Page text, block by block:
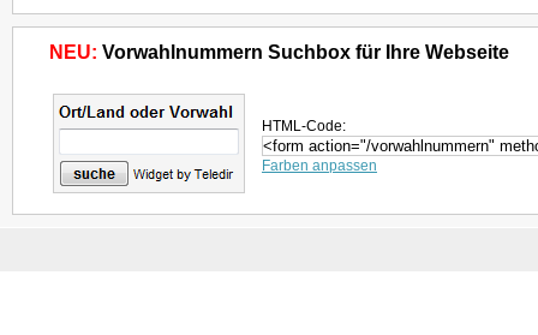
NEU: Vorwahlnummern Suchbox für Ihre Webseite
HTML-Code:
Farben anpassen